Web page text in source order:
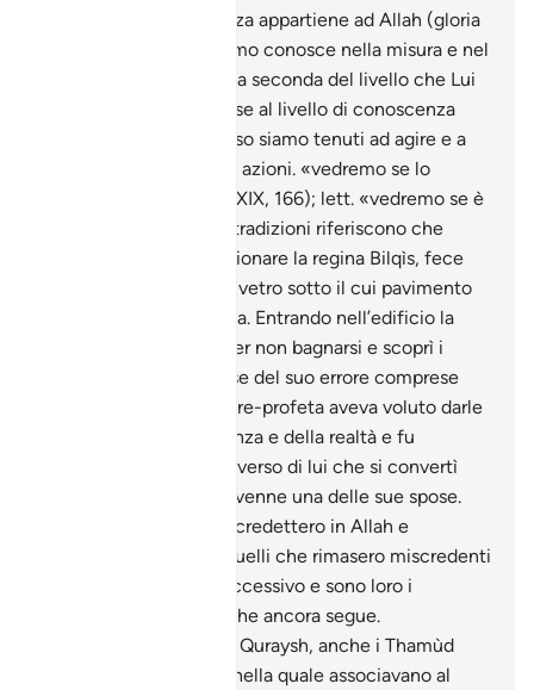
Scienza, tutta la Scienza appartiene ad Allah (gloria
a Lui l’Altissimo) e l’uomo conosce nella misura e nel
modo che Allah vuole, a seconda del livello che Lui
gli concede, ed è in base al livello di conoscenza
che Allah ci ha concesso siamo tenuti ad agire e a
rispondere delle nostre azioni. «vedremo se lo
riconoscerà…»: Tabarì (XIX, 166); lett. «vedremo se è
ben diretta…». Alcune tradizioni riferiscono che
Salomone, per impressionare la regina Bilqìs, fece
costruire un palazzo di vetro sotto il cui pavimento
fece scorrere dell’acqua. Entrando nell’edificio la
donna tirò su le vesti per non bagnarsi e scoprì i
piedi. Quando si accorse del suo errore comprese
anche la lezione che il re-profeta aveva voluto darle
a proposito dell’apparenza e della realtà e fu
talmente ben disposta verso di lui che si convertì
all’I- slàm. In seguito divenne una delle sue spose.
Una parte dei Thamùd credettero in Allah e
obbedirono a Şâlih, a quelli che rimasero miscredenti
si rivolge il versetto successivo e sono loro i
protagonisti di quello che ancora segue.
Probabilmente, come i Quraysh, anche i Thamùd
avevano una religione nella quale associavano al